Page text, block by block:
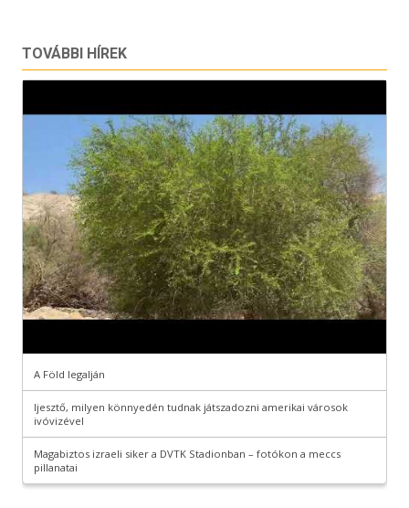
TOVÁBBI HÍREK